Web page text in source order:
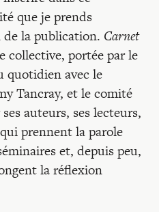
que je prends
la publication. Carnet
collective, portée par le
quotidien avec le
Tancray, et le comité
auteurs, ses lecteurs,
prennent la parole
et, depuis peu,
la réflexion